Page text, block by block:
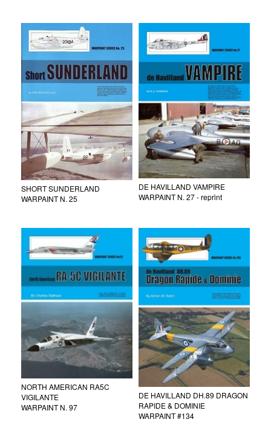
SHORT SUNDERLAND
WARPAINT N. 25
DE HAVILLAND VAMPIRE
WARPAINT N. 27 - reprint
NORTH AMERICAN RA5C
VIGILANTE
WARPAINT N. 97
DE HAVILLAND DH.89 DRAGON
RAPIDE & DOMINIE
WARPAINT #134